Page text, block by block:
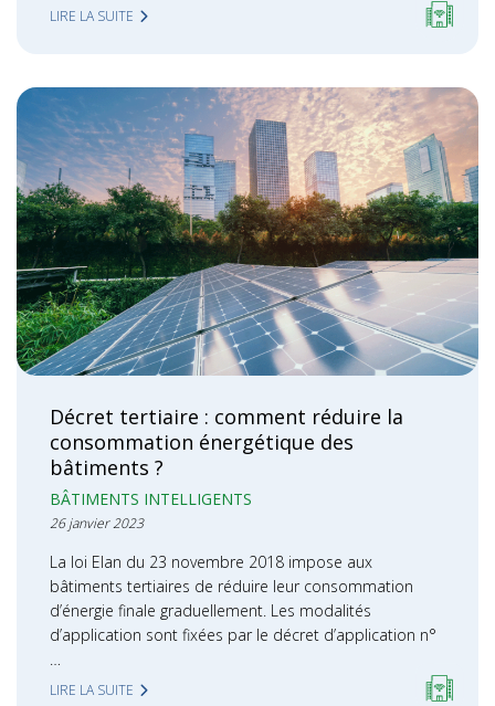
LIRE LA SUITE
Décret tertiaire : comment réduire la
consommation énergétique des
bâtiments ?
BÂTIMENTS INTELLIGENTS
26 janvier 2023
La loi Elan du 23 novembre 2018 impose aux
bâtiments tertiaires de réduire leur consommation
d’énergie finale graduellement. Les modalités
d’application sont fixées par le décret d’application n°
LIRE LA SUITE